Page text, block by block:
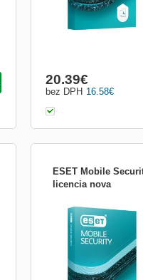
16.58€
bez DPH
20.39€
ESET Mobile
licencia nova
ESET Mobile Security
Security pre Windows
poskytuje ochranu proti
programom a
správam. Navyše
tieto hlavné výhody: *
krádeži (Anti-Theft) - ak